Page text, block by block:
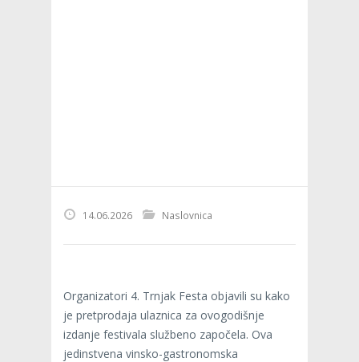
14.06.2026 Naslovnica
Organizatori 4. Trnjak Festa objavili su kako
je pretprodaja ulaznica za ovogodišnje
izdanje festivala službeno započela. Ova
jedinstvena vinsko-gastronomska